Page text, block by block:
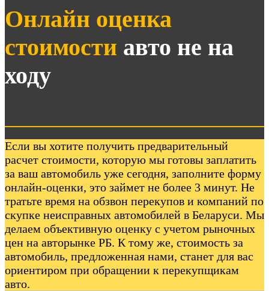
Онлайн оценка
стоимости авто не на
ходу
Если вы хотите получить предварительный
расчет стоимости, которую мы готовы заплатить
за ваш автомобиль уже сегодня, заполните форму
онлайн-оценки, это займет не более 3 минут. Не
тратьте время на обзвон перекупов и компаний по
скупке неисправных автомобилей в Беларуси. Мы
делаем объективную оценку с учетом рыночных
цен на авторынке РБ. К тому же, стоимость за
автомобиль, предложенная нами, станет для вас
ориентиром при обращении к перекупщикам
авто.